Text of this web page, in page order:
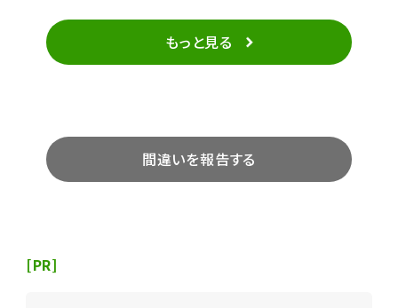
もっと見る
間違いを報告する
[PR]